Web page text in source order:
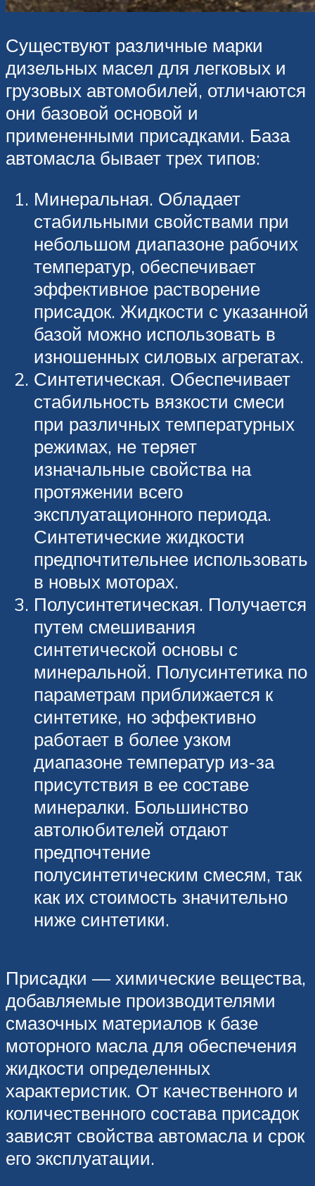
Существуют различные марки
дизельных масел для легковых и
грузовых автомобилей, отличаются
они базовой основой и
примененными присадками. База
автомасла бывает трех типов:
Минеральная. Обладает
стабильными свойствами при
небольшом диапазоне рабочих
температур, обеспечивает
эффективное растворение
присадок. Жидкости с указанной
базой можно использовать в
изношенных силовых агрегатах.
Синтетическая. Обеспечивает
стабильность вязкости смеси
при различных температурных
режимах, не теряет
изначальные свойства на
протяжении всего
эксплуатационного периода.
Синтетические жидкости
предпочтительнее использовать
в новых моторах.
Полусинтетическая. Получается
путем смешивания
синтетической основы с
минеральной. Полусинтетика по
параметрам приближается к
синтетике, но эффективно
работает в более узком
диапазоне температур из-за
присутствия в ее составе
минералки. Большинство
автолюбителей отдают
предпочтение
полусинтетическим смесям, так
как их стоимость значительно
ниже синтетики.
Присадки — химические вещества,
добавляемые производителями
смазочных материалов к базе
моторного масла для обеспечения
жидкости определенных
характеристик. От качественного и
количественного состава присадок
зависят свойства автомасла и срок
его эксплуатации.